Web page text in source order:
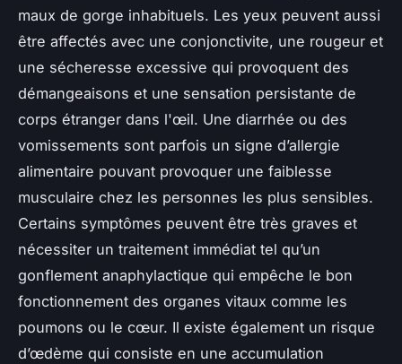
maux de gorge inhabituels. Les yeux peuvent aussi
être affectés avec une conjonctivite, une rougeur et
une sécheresse excessive qui provoquent des
démangeaisons et une sensation persistante de
corps étranger dans l'œil. Une diarrhée ou des
vomissements sont parfois un signe d’allergie
alimentaire pouvant provoquer une faiblesse
musculaire chez les personnes les plus sensibles.
Certains symptômes peuvent être très graves et
nécessiter un traitement immédiat tel qu’un
gonflement anaphylactique qui empêche le bon
fonctionnement des organes vitaux comme les
poumons ou le cœur. Il existe également un risque
d’œdème qui consiste en une accumulation